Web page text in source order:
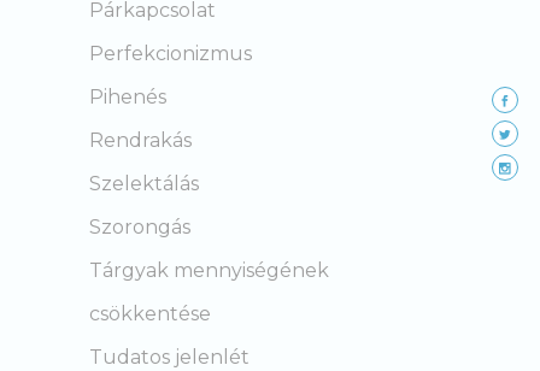
Párkapcsolat
Perfekcionizmus
Pihenés
Rendrakás
Szelektálás
Szorongás
Tárgyak mennyiségének
csökkentése
Tudatos jelenlét